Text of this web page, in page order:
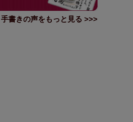
手書きの声をもっと見る >>>